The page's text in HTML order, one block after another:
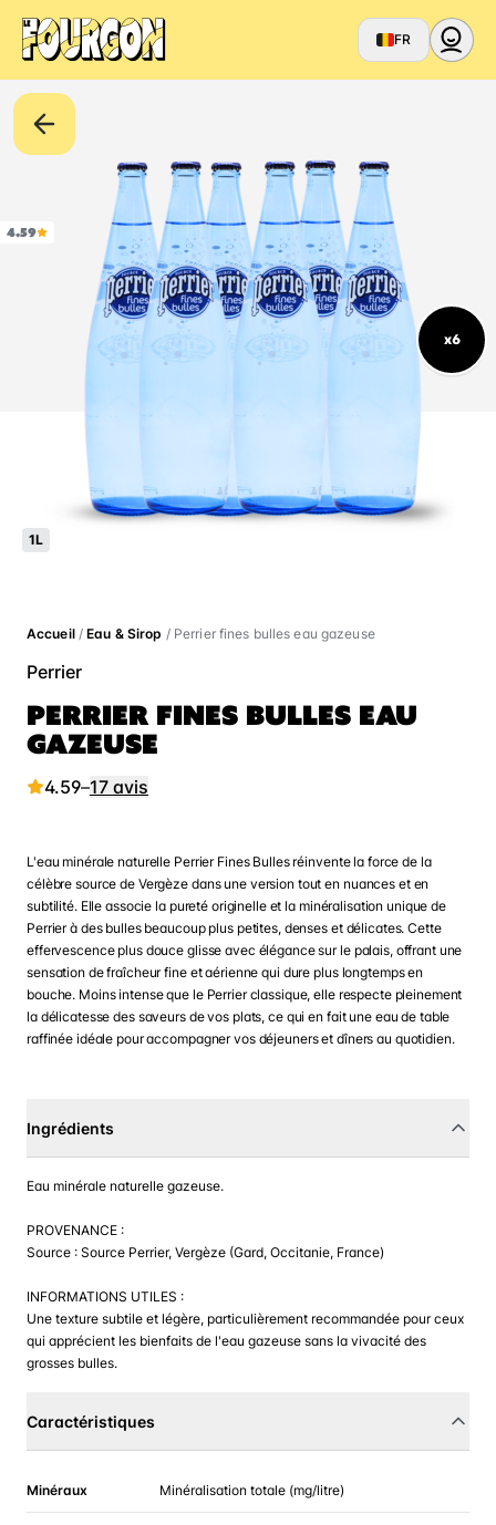
FR
x6
4.59
1L
Accueil/Eau & Sirop / Perrier fines bulles eau gazeuse
Perrier
PERRIER FINES BULLES EAU
GAZEUSE
4.59–17 avis
L'eau minérale naturelle Perrier Fines Bulles réinvente la force de la
célèbre source de Vergèze dans une version tout en nuances et en
subtilité. Elle associe la pureté originelle et la minéralisation unique de
Perrier à des bulles beaucoup plus petites, denses et délicates. Cette
effervescence plus douce glisse avec élégance sur le palais, offrant une
sensation de fraîcheur fine et aérienne qui dure plus longtemps en
bouche. Moins intense que le Perrier classique, elle respecte pleinement
la délicatesse des saveurs de vos plats, ce qui en fait une eau de table
raffinée idéale pour accompagner vos déjeuners et dîners au quotidien.
Ingrédients
Eau minérale naturelle gazeuse.
PROVENANCE :
Source : Source Perrier, Vergèze (Gard, Occitanie, France)
INFORMATIONS UTILES :
Une texture subtile et légère, particulièrement recommandée pour ceux
qui apprécient les bienfaits de l'eau gazeuse sans la vivacité des
grosses bulles.
Caractéristiques
Minéraux Minéralisation totale (mg/litre)